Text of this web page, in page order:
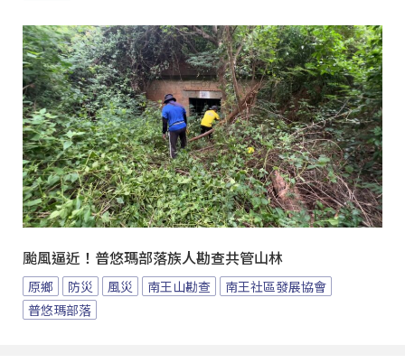
颱風逼近！普悠瑪部落族人勘查共管山林
原鄉 防災 風災 南王山勘查
南王社區發展協會
普悠瑪部落